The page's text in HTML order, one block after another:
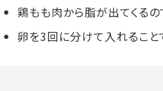
鶏もも肉から脂が出てくるの
卵を3回に分けて入れること